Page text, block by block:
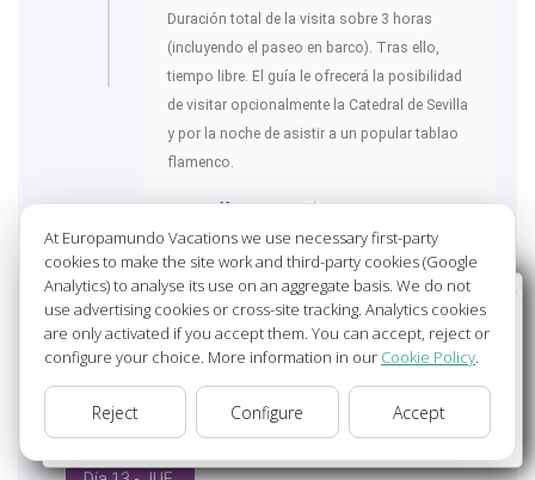
Duración total de la visita sobre 3 horas
(incluyendo el paseo en barco). Tras ello,
tiempo libre. El guía le ofrecerá la posibilidad
de visitar opcionalmente la Catedral de Sevilla
y por la noche de asistir a un popular tablao
flamenco.
Wellcome to Europamundo Vacations, your in the
international site of:
Bienvenido a Europamundo Vacaciones, está usted en el
sitio internacional de:
USA(en) change/cambiar
At Europamundo Vacations we use necessary first-party
cookies to make the site work and third-party cookies (Google
Analytics) to analyse its use on an aggregate basis. We do not
use advertising cookies or cross-site tracking. Analytics cookies
are only activated if you accept them. You can accept, reject or
configure your choice. More information in our Cookie Policy.
Reject Configure Accept